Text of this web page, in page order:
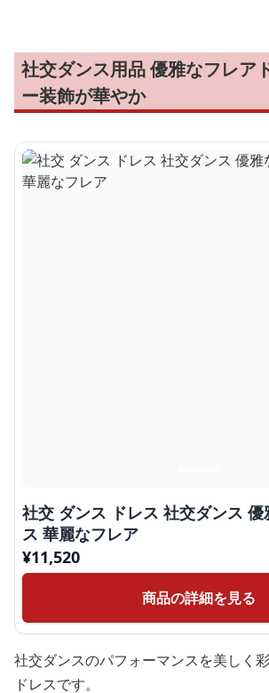
社交ダンス用品 優雅なフレア
ー装飾が華やか
社交 ダンス ドレス 社交ダンス
ス 華麗なフレア
¥11,520
商品の詳細を見る
社交ダンスのパフォーマンスを美しく
ドレスです。